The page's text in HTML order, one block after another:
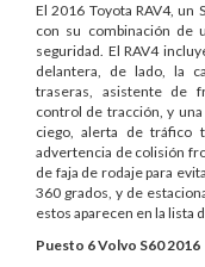
El 2016 Toyota RAV4, un
con su combinación de
seguridad. El RAV4
delantera, de lado, la
traseras, asistente de
control de tracción, y
ciego, alerta de tráfico
advertencia de colisión
de faja de rodaje para
360 grados, y de
estos aparecen en la lista
Puesto 6Volvo S60 2016